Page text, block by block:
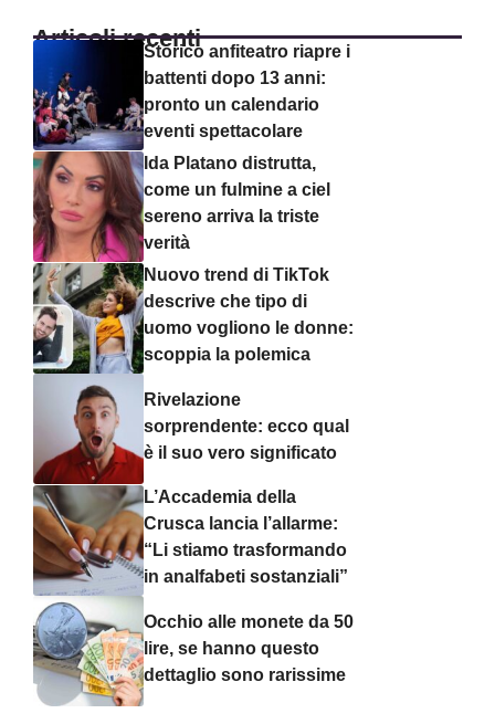
Articoli recentiStorico anfiteatro riapre i
battenti dopo 13 anni:
pronto un calendario
eventi spettacolare
Ida Platano distrutta,
come un fulmine a ciel
sereno arriva la triste
verità
Nuovo trend di TikTok
descrive che tipo di
uomo vogliono le donne:
scoppia la polemica
Rivelazione
sorprendente: ecco qual
è il suo vero significato
L’Accademia della
Crusca lancia l’allarme:
“Li stiamo trasformando
in analfabeti sostanziali”
Occhio alle monete da 50
lire, se hanno questo
dettaglio sono rarissime